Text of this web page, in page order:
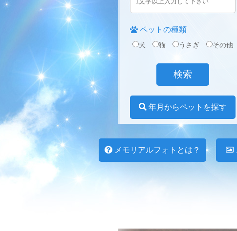
ペットの種類
犬 猫 うさぎ その他
年月からペットを探す
メモリアルフォトとは？